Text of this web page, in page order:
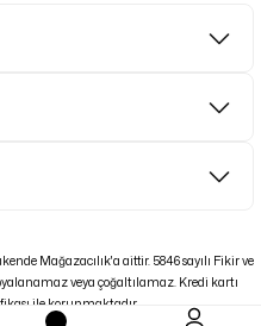
Mağazacılık'a aittir. 5846 sayılı Fikir ve
veya çoğaltılamaz. Kredi kartı
ile korunmaktadır.